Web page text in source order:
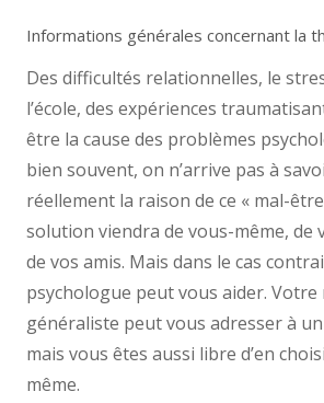
Informations générales concernant la
Des difficultés relationnelles, le
l’école, des expériences
être la cause des problèmes
bien souvent, on n’arrive pas à
réellement la raison de ce « mal-
solution viendra de vous-même, de
de vos amis. Mais dans le cas
psychologue peut vous aider. Votre
généraliste peut vous adresser à
mais vous êtes aussi libre d’en
même.